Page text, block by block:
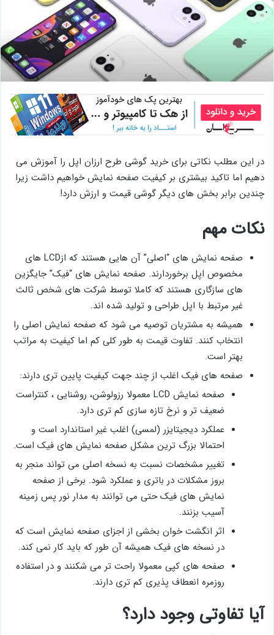
در این مطلب نکاتی برای خرید گوشی طرح ارزان اپل را آموزش می
دهیم اما تاکید بیشتری بر کیفیت صفحه نمایش خواهیم داشت زیرا
چندین برابر بخش های دیگر گوشی قیمت و ارزش دارد!
نکات مهم
صفحه نمایش ‌های “اصلی” آن هایی هستند که ازLCD های
مخصوص اپل برخوردارند. صفحه ‌نمایش‌ های “فیک” جایگزین
‌های سازگاری هستند که کاملا توسط شرکت ‌های شخص ثالث
غیر مرتبط با اپل طراحی و تولید شده‌ اند.
همیشه به مشتریان توصیه می ‌شود که صفحه ‌نمایش اصلی را
انتخاب کنند. تفاوت قیمت به طور کلی کم اما کیفیت به مراتب
بهتر است.
صفحه ‌های فیک اغلب از چند جهت کیفیت پایین ‌تری دارند:
صفحه ‌نمایش LCD معمولا رزولوشن، روشنایی ، کنتراست
ضعیف ‌تر و نرخ تازه ‌سازی کم تری دارد.
عملکرد دیجیتایزر (لمسی) اغلب غیر استاندارد است و
احتمالا بزرگ ترین مشکل صفحه‌ نمایش های فیک است.
تغییر مشخصات نسبت به نسخه اصلی می ‌تواند منجر به
بروز مشکلات در باتری و عملکرد شود. برخی از صفحه‌
نمایش ‌های فیک حتی می‌ توانند به مدار نور پس ‌زمینه
آسیب بزنند.
اثر انگشت ‌خوان بخشی از اجزای صفحه ‌نمایش است که
در نسخه ‌های فیک همیشه آن طور که باید کار نمی ‌کند.
صفحه ‌های کپی معمولا راحت ‌تر می ‌شکنند و در استفاده
روزمره انعطاف ‌پذیری کم تری دارند.
آیا تفاوتی وجود دارد؟